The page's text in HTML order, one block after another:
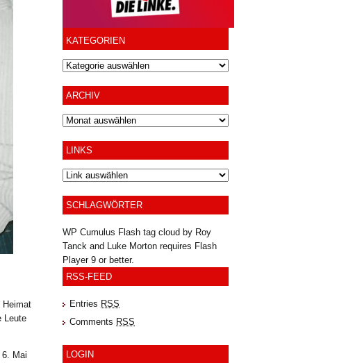
Heimat
Leute
6. Mai
KATEGORIEN
ARCHIV
Archiv
LINKS
SCHLAGWÖRTER
WP Cumulus Flash tag cloud by Roy
Tanck and Luke Morton requires Flash
Player9 or better.
RSS-FEED
Entries RSS
Comments RSS
LOGIN